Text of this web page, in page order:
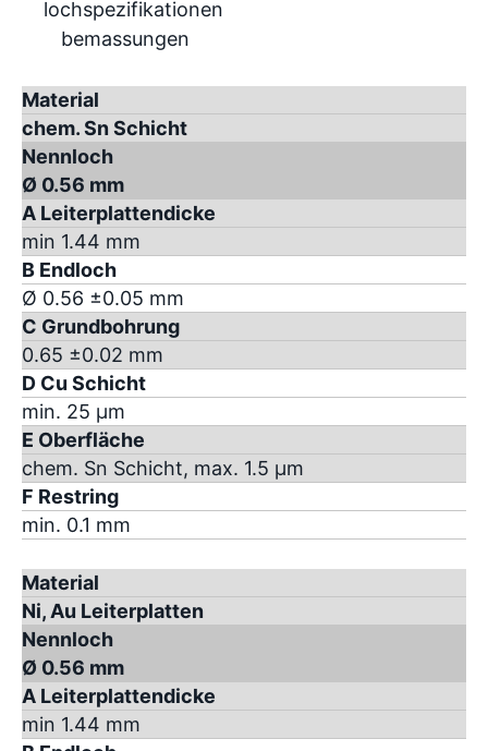
Material
chem. Sn Schicht
Nennloch
Ø 0.56 mm
A Leiterplattendicke
min 1.44 mm
B Endloch
Ø 0.56 ±0.05 mm
C Grundbohrung
0.65 ±0.02 mm
D Cu Schicht
min. 25 µm
E Oberfläche
chem. Sn Schicht, max. 1.5 µm
F Restring
min. 0.1 mm
Material
Ni, Au Leiterplatten
Nennloch
Ø 0.56 mm
A Leiterplattendicke
min 1.44 mm